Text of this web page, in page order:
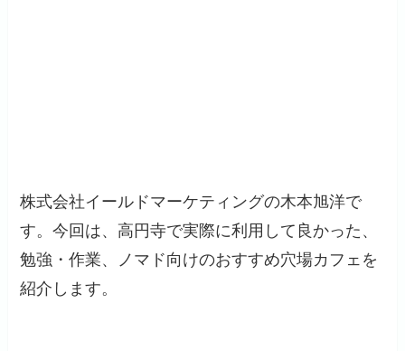
株式会社イールドマーケティングの木本旭洋で
す。今回は、高円寺で実際に利用して良かった、
勉強・作業、ノマド向けのおすすめ穴場カフェを
紹介します。